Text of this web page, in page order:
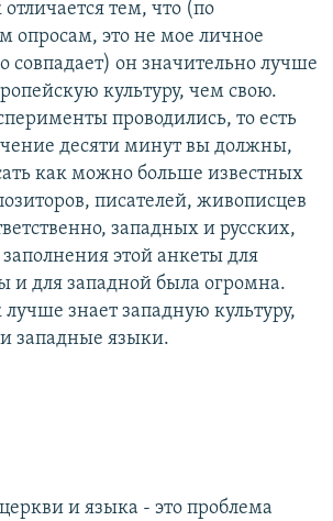
тем, что (по
опросам, это не мое личное
совпадает) он значительно лучше
культуру, чем свою.
проводились, то есть
десяти минут вы должны,
как можно больше известных
писателей, живописцев
западных и русских,
заполнения этой анкеты для
и для западной была огромна.
лучше знает западную культуру,
и западные языки.
и языка - это проблема